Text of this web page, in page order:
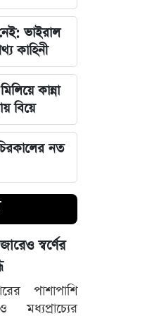
নতুন
ভবিষ্যৎ
ঐক্য
মাহদী
নয়, ৫
সাইদুর
ভাইরাল
কাহিনী
কান্না
বিয়ে
নত
স্বর্ণের
পাশাপাশি
মধ্যপ্রাচ্যের